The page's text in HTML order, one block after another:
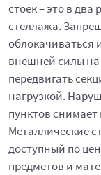
стоек – это в
стеллажа.
облокачиваться
внешней силы на
передвигать
нагрузкой.
пунктов
Металлические
доступный по
предметов и